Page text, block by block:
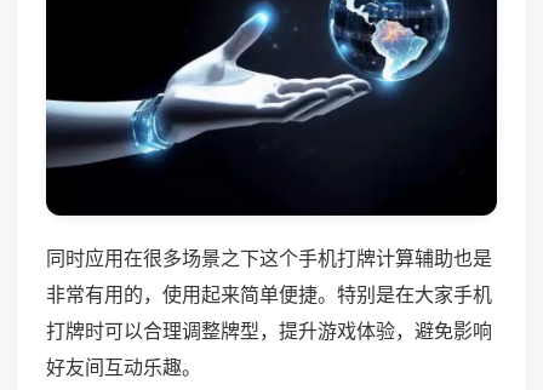
同时应用在很多场景之下这个手机打牌计算辅助也是
非常有用的，使用起来简单便捷。特别是在大家手机
打牌时可以合理调整牌型，提升游戏体验，避免影响
好友间互动乐趣。